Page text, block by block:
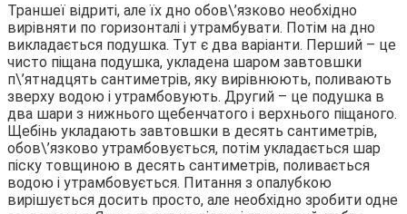
Траншеї відриті, але їх дно обов\’язково необхідно
вирівняти по горизонталі і утрамбувати. Потім на дно
викладається подушка. Тут є два варіанти. Перший – це
чисто піщана подушка, укладена шаром завтовшки
п\’ятнадцять сантиметрів, яку вирівнюють, поливають
зверху водою і утрамбовують. Другий – це подушка в
два шари з нижнього щебенчатого і верхнього піщаного.
Щебінь укладають завтовшки в десять сантиметрів,
обов\’язково утрамбовується, потім укладається шар
піску товщиною в десять сантиметрів, поливається
водою і утрамбовується. Питання з опалубкою
вирішується досить просто, але необхідно зробити одне